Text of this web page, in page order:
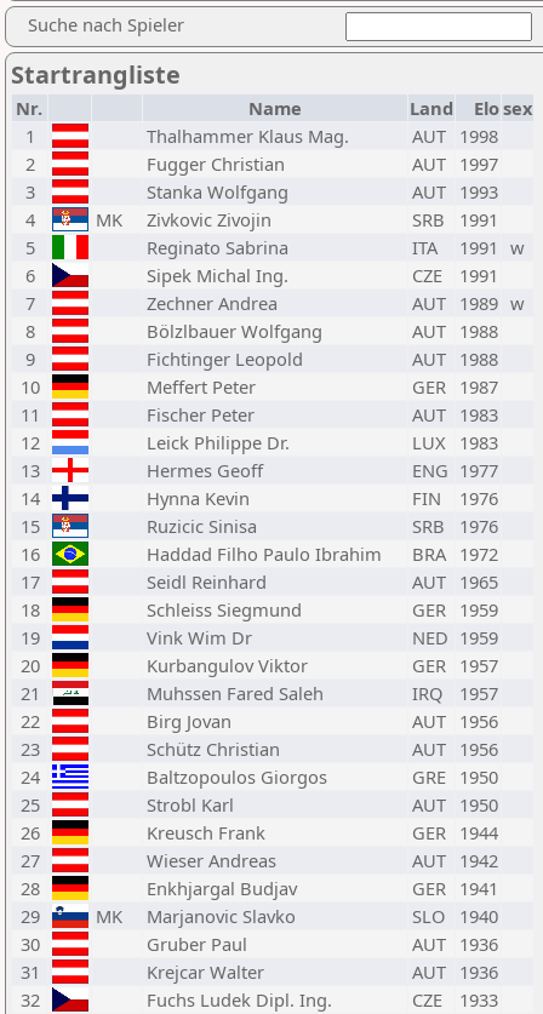
Suche nach Spieler
Startrangliste
Nr. Name Land Elosex
1
Thalhammer Klaus Mag. AUT 1998
2
Fugger Christian AUT 1997
3
Stanka Wolfgang AUT 1993
4
MK Zivkovic Zivojin SRB
1991
5
Reginato Sabrina ITA 1991
w
6
Sipek Michal Ing. CZE
1991
7
Zechner Andrea AUT 1989 w
8
Bölzlbauer Wolfgang AUT 1988
9
Fichtinger Leopold AUT 1988
10
Meffert Peter GER 1987
11
Fischer Peter AUT 1983
12
Leick Philippe Dr. LUX 1983
13
Hermes Geoff ENG 1977
14
Hynna Kevin FIN
1976
15
Ruzicic Sinisa SRB
1976
16
Haddad Filho Paulo Ibrahim BRA 1972
17
Seidl Reinhard AUT 1965
18
Schleiss Siegmund GER 1959
19
Vink Wim Dr NED 1959
20
Kurbangulov Viktor GER 1957
21
Muhssen Fared Saleh IRQ
1957
22
Birg Jovan AUT 1956
23
Schütz Christian AUT 1956
24
Baltzopoulos Giorgos GRE 1950
25
Strobl Karl AUT 1950
26
Kreusch Frank GER 1944
27
Wieser Andreas AUT 1942
28
Enkhjargal Budjav GER 1941
29
MK Marjanovic Slavko SLO
1940
30
Gruber Paul AUT 1936
31
Krejcar Walter AUT 1936
32
Fuchs Ludek Dipl. Ing. CZE
1933